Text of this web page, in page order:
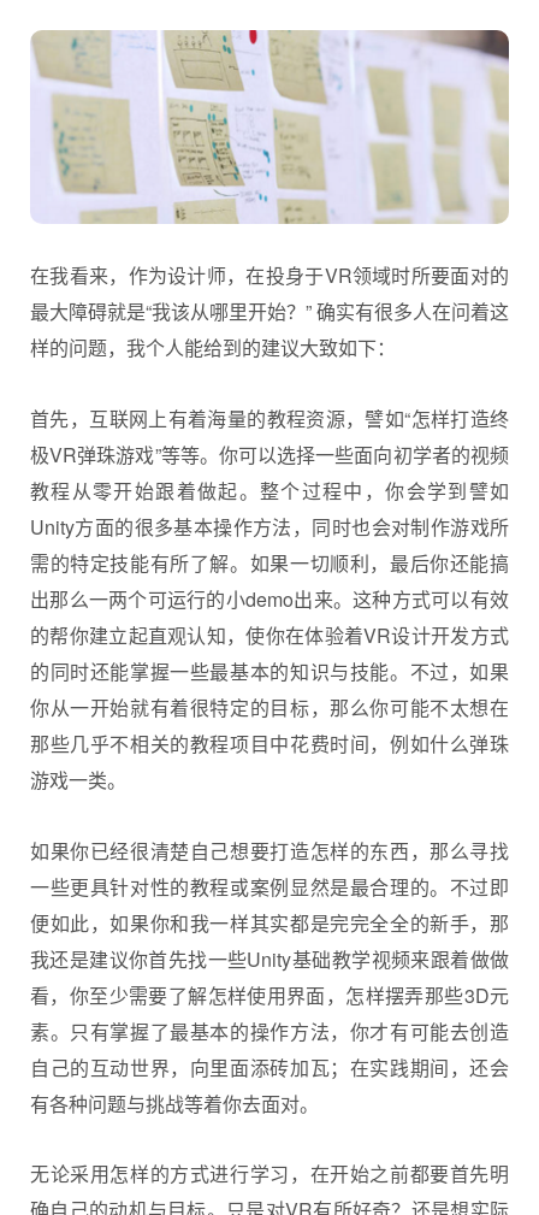
在我看来，作为设计师，在投身于VR领域时所要面对的
最大障碍就是“我该从哪里开始？” 确实有很多人在问着这
样的问题，我个人能给到的建议大致如下：
首先，互联网上有着海量的教程资源，譬如“怎样打造终
极VR弹珠游戏”等等。你可以选择一些面向初学者的视频
教程从零开始跟着做起。整个过程中，你会学到譬如
Unity方面的很多基本操作方法，同时也会对制作游戏所
需的特定技能有所了解。如果一切顺利，最后你还能搞
出那么一两个可运行的小demo出来。这种方式可以有效
的帮你建立起直观认知，使你在体验着VR设计开发方式
的同时还能掌握一些最基本的知识与技能。不过，如果
你从一开始就有着很特定的目标，那么你可能不太想在
那些几乎不相关的教程项目中花费时间，例如什么弹珠
游戏一类。
如果你已经很清楚自己想要打造怎样的东西，那么寻找
一些更具针对性的教程或案例显然是最合理的。不过即
便如此，如果你和我一样其实都是完完全全的新手，那
我还是建议你首先找一些Unity基础教学视频来跟着做做
看，你至少需要了解怎样使用界面，怎样摆弄那些3D元
素。只有掌握了最基本的操作方法，你才有可能去创造
自己的互动世界，向里面添砖加瓦；在实践期间，还会
有各种问题与挑战等着你去面对。
无论采用怎样的方式进行学习，在开始之前都要首先明